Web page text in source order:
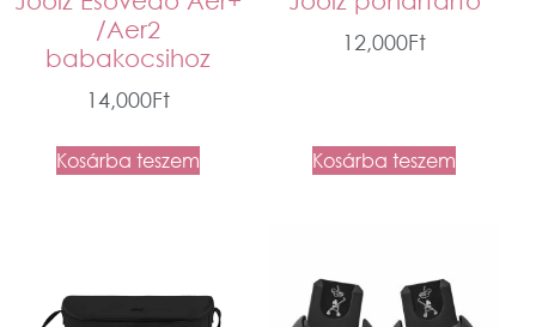
/Aer2
babakocsihoz
14,000Ft
Kosárba teszem
12,000Ft
Kosárba teszem